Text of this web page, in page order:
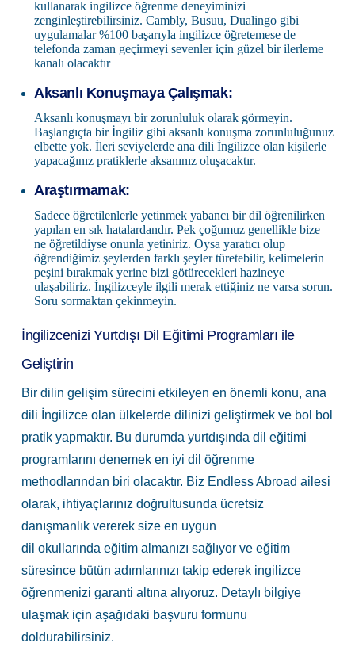
kullanarak ingilizce öğrenme deneyiminizi
zenginleştirebilirsiniz. Cambly, Busuu, Dualingo gibi
uygulamalar %100 başarıyla ingilizce öğretemese de
telefonda zaman geçirmeyi sevenler için güzel bir ilerleme
kanalı olacaktır
Aksanlı Konuşmaya Çalışmak:
Aksanlı konuşmayı bir zorunluluk olarak görmeyin.
Başlangıçta bir İngiliz gibi aksanlı konuşma zorunluluğunuz
elbette yok. İleri seviyelerde ana dili İngilizce olan kişilerle
yapacağınız pratiklerle aksanınız oluşacaktır.
Araştırmamak:
Sadece öğretilenlerle yetinmek yabancı bir dil öğrenilirken
yapılan en sık hatalardandır. Pek çoğumuz genellikle bize
ne öğretildiyse onunla yetiniriz. Oysa yaratıcı olup
öğrendiğimiz şeylerden farklı şeyler türetebilir, kelimelerin
peşini bırakmak yerine bizi götürecekleri hazineye
ulaşabiliriz. İngilizceyle ilgili merak ettiğiniz ne varsa sorun.
Soru sormaktan çekinmeyin.
İngilizcenizi Yurtdışı Dil Eğitimi Programları ile
Geliştirin
Bir dilin gelişim sürecini etkileyen en önemli konu, ana
dili İngilizce olan ülkelerde dilinizi geliştirmek ve bol bol
pratik yapmaktır. Bu durumda yurtdışında dil eğitimi
programlarını denemek en iyi dil öğrenme
methodlarından biri olacaktır. Biz Endless Abroad ailesi
olarak, ihtiyaçlarınız doğrultusunda ücretsiz
danışmanlık vererek size en uygun
dil okullarında eğitim almanızı sağlıyor ve eğitim
süresince bütün adımlarınızı takip ederek ingilizce
öğrenmenizi garanti altına alıyoruz. Detaylı bilgiye
ulaşmak için aşağıdaki başvuru formunu
doldurabilirsiniz.